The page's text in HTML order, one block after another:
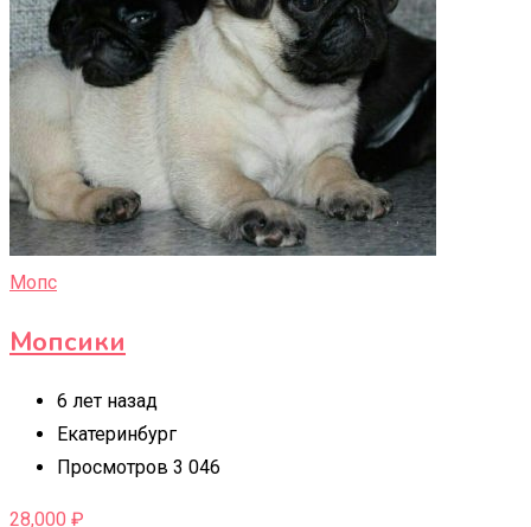
Мопс
Мопсики
6 лет назад
Екатеринбург
Просмотров 3 046
28,000 ₽